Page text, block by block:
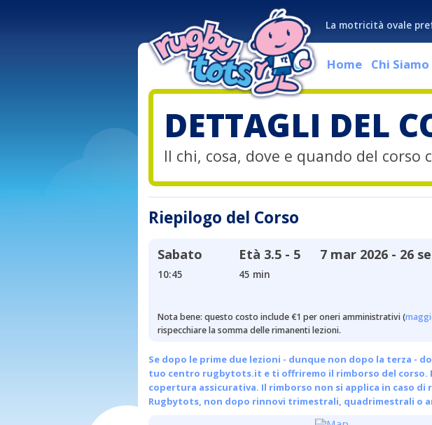
La motricità ovale
Home Chi Siamo
DETTAGLI DEL
Il chi, cosa, dove e quando del corso
Riepilogo del Corso
Sabato
10:45
Età 3.5 - 5
45 min
7 mar 2026 - 26
Nota bene: questo costo include €1 per oneri amministrativi (
rispecchiare la somma delle rimanenti lezioni.
Se dopo le prime due lezioni - dunque non dopo la terza -
tuo centro rugbytots.it e ti offriremo il rimborso del corso.
copertura assicurativa. Il rimborso non si applica in caso
Rugbytots, non dopo rinnovi trimestrali, quadrimestrali o